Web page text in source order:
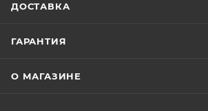
ДОСТАВКА
ГАРАНТИЯ
О МАГАЗИНЕ